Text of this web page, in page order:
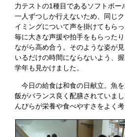
力テストの1種目であるソフトボー
一人ずつしか行えないため、同じ
イミングについて声を掛けてもら
毎に大きな声援や拍手をもらった
ながら高め合う。そのような姿が
いるだけの時間にならないよう、
学年も見かけました。
今日の給食は和食の日献立。魚
飯がバランス良く配膳されていま
んぴらが栄養や食べやすさをよく